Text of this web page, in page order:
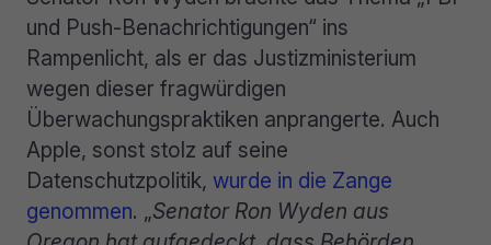
und Push-Benachrichtigungen“ ins
Rampenlicht, als er das Justizministerium
wegen dieser fragwürdigen
Überwachungspraktiken anprangerte. Auch
Apple, sonst stolz auf seine
Datenschutzpolitik, wurde in die Zange
genommen. „Senator Ron Wyden aus